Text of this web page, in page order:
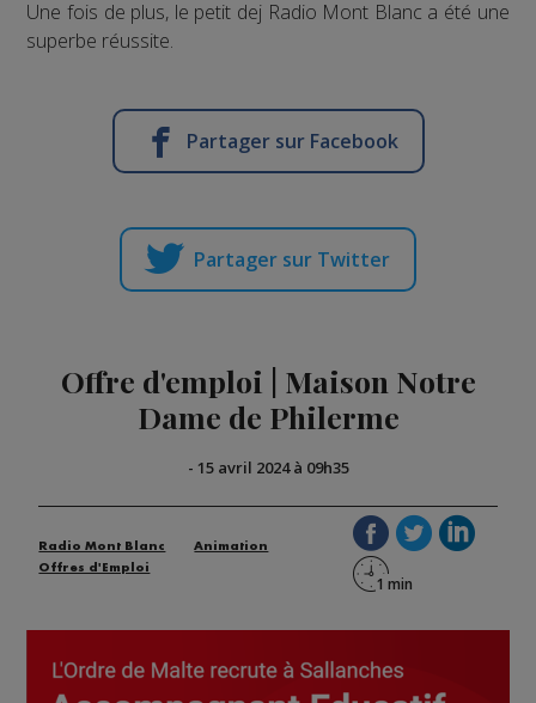
Une fois de plus, le petit dej Radio Mont Blanc a été une
superbe réussite.
Partager sur Facebook
Partager sur Twitter
Offre d'emploi | Maison Notre
Dame de Philerme
- 15 avril 2024 à 09h35
Radio Mont Blanc
Animation
Offres d'Emploi